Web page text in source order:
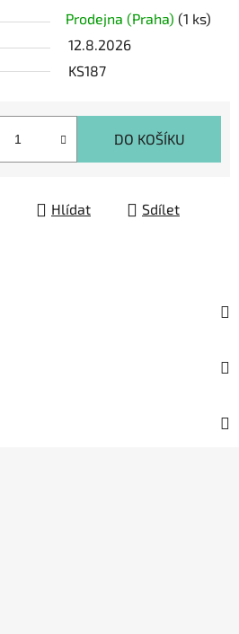
Prodejna (Praha) (1 ks)
12.8.2026
KS187
DO KOŠÍKU
Hlídat Sdílet